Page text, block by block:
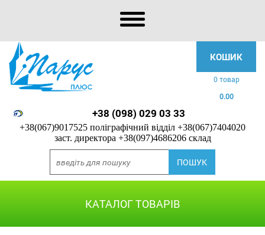
КОШИК
0 товар
0.00
+38 (098) 029 03 33
+38(067)9017525 поліграфічний відділ +38(067)7404020
заст. директора +38(097)4686206 склад
КАТАЛОГ ТОВАРІВ